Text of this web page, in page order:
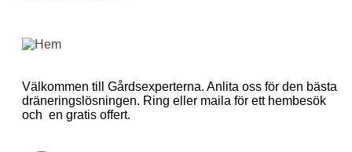
Välkommen till Gårdsexperterna. Anlita oss för den bästa
dräneringslösningen. Ring eller maila för ett hembesök
och en gratis offert.